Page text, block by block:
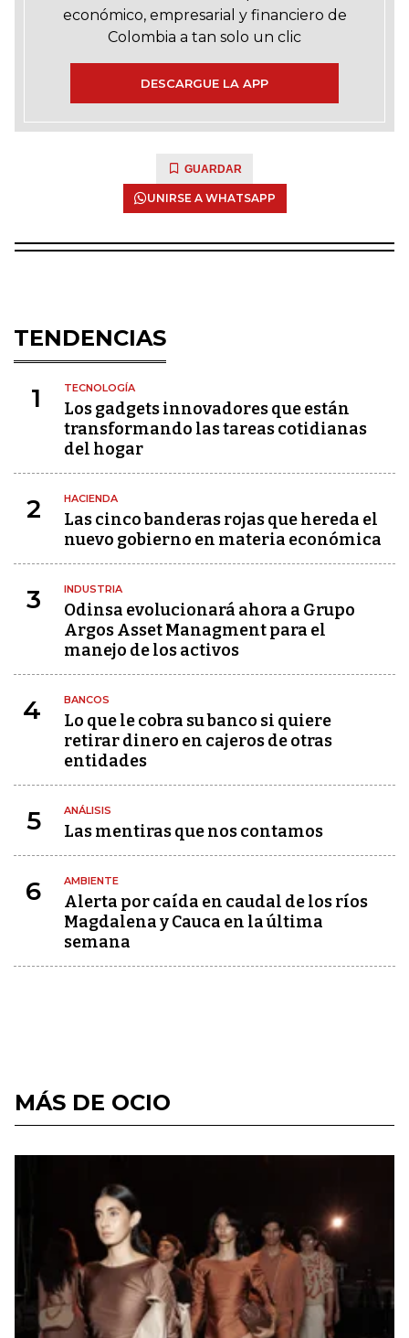
económico, empresarial y financiero de
Colombia a tan solo un clic
DESCARGUE LA APP
GUARDAR
UNIRSE A WHATSAPP
TENDENCIAS
1 TECNOLOGÍA
Los gadgets innovadores que están
transformando las tareas cotidianas
del hogar
2 HACIENDA
Las cinco banderas rojas que hereda el
nuevo gobierno en materia económica
3 INDUSTRIA
Odinsa evolucionará ahora a Grupo
Argos Asset Managment para el
manejo de los activos
4 BANCOS
Lo que le cobra su banco si quiere
retirar dinero en cajeros de otras
entidades
5 ANÁLISIS
Las mentiras que nos contamos
6 AMBIENTE
Alerta por caída en caudal de los ríos
Magdalena y Cauca en la última
semana
MÁS DE OCIO